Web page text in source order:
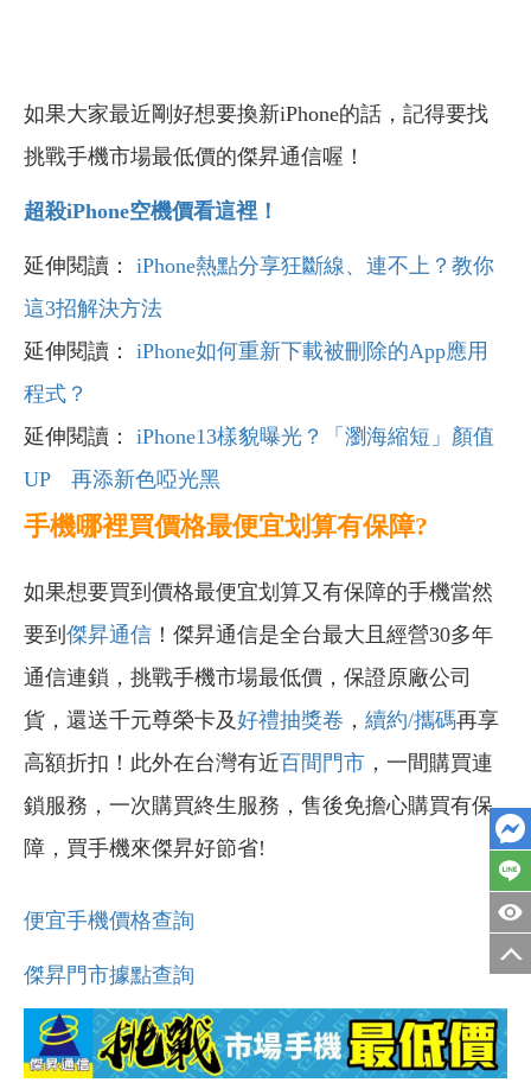
如果大家最近剛好想要換新iPhone的話，記得要找
挑戰手機市場最低價的傑昇通信喔！
超殺iPhone空機價看這裡！
延伸閱讀： iPhone熱點分享狂斷線、連不上？教你
這3招解決方法
延伸閱讀：
iPhone如何重新下載被刪除的App應用
程式？
延伸閱讀：
iPhone13樣貌曝光？「瀏海縮短」顏值
UP 再添新色啞光黑
手機哪裡買價格最便宜划算有保障?
如果想要買到價格最便宜划算又有保障的手機當然
要到 傑昇通信 ！傑昇通信是全台最大且經營30多年
通信連鎖，挑戰手機市場最低價，保證原廠公司
貨，還送千元尊榮卡及好禮抽獎卷 ， 續約/攜碼再享
高額折扣！此外在台灣有近百間門市 ，一間購買連
鎖服務，一次購買終生服務，售後免擔心購買有保
障，買手機來傑昇好節省!
便宜手機價格查詢
傑昇門市據點查詢